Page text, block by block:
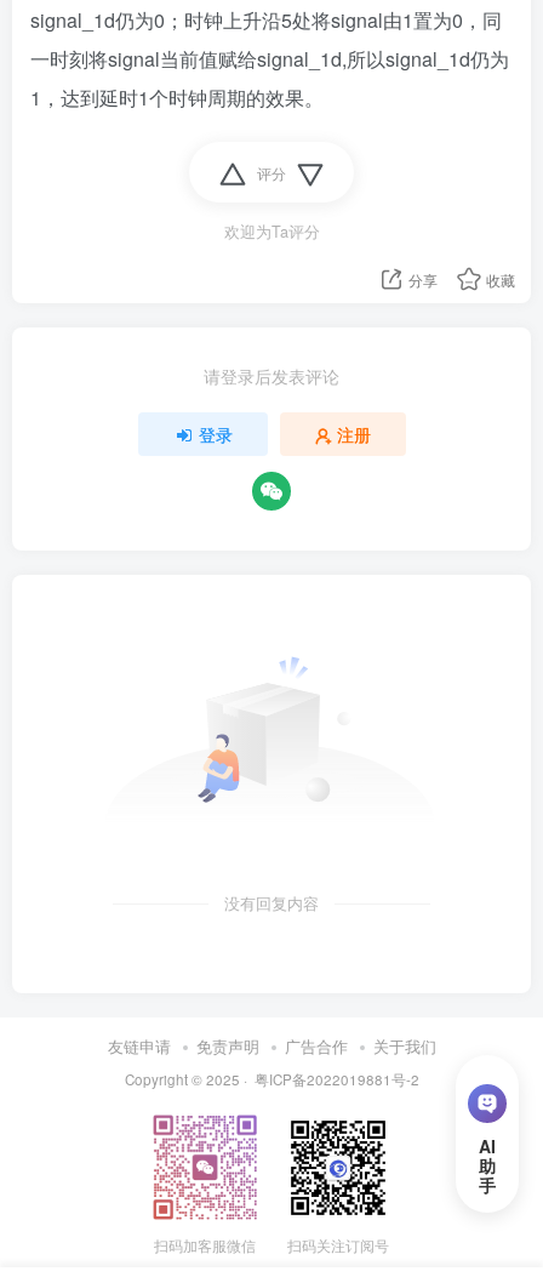
signal_1d仍为0；时钟上升沿5处将signal由1置为0，同
一时刻将signal当前值赋给signal_1d,所以signal_1d仍为
1，达到延时1个时钟周期的效果。
评分
欢迎为Ta评分
分享 收藏
请登录后发表评论
登录 注册
没有回复内容
友链申请 免责声明 广告合作 关于我们
Copyright © 2025 · 粤ICP备2022019881号-2
扫码加客服微信 扫码关注订阅号